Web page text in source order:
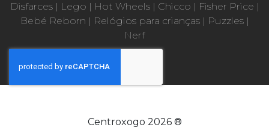
Disfarces| Lego | Hot Wheels| Chicco | Fisher Price |
Bebé Reborn | Relógios para crianças| Puzzles|
Nerf
Centroxogo 2026 ®